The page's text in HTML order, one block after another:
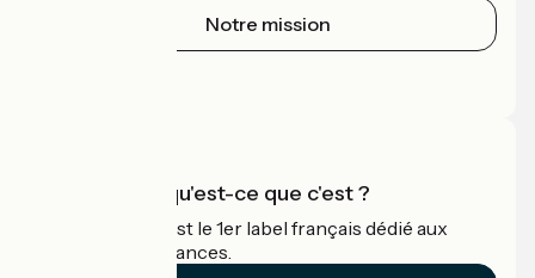
Notre mission
Accueil Vélo qu'est-ce que c'est ?
Accueil Vélo c'est le 1er label français dédié aux
cyclistes en vacances.